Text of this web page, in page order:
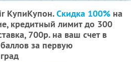
КупиКупон.Скидка 100% на
кредитный лимит до 300
700р. на ваш счет в
за первую